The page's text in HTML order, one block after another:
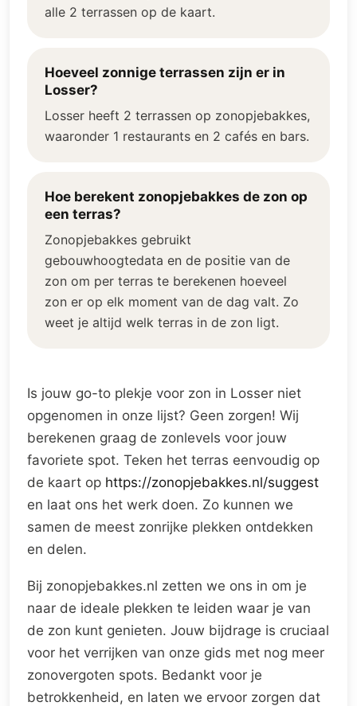
alle 2 terrassen op de kaart.
Hoeveel zonnige terrassen zijn er in
Losser?
Losser heeft 2 terrassen op zonopjebakkes,
waaronder 1 restaurants en 2 cafés en bars.
Hoe berekent zonopjebakkes de zon op
een terras?
Zonopjebakkes gebruikt
gebouwhoogtedata en de positie van de
zon om per terras te berekenen hoeveel
zon er op elk moment van de dag valt. Zo
weet je altijd welk terras in de zon ligt.
Is jouw go-to plekje voor zon in Losser niet
opgenomen in onze lijst? Geen zorgen! Wij
berekenen graag de zonlevels voor jouw
favoriete spot. Teken het terras eenvoudig op
de kaart op https://zonopjebakkes.nl/suggest
en laat ons het werk doen. Zo kunnen we
samen de meest zonrijke plekken ontdekken
en delen.
Bij zonopjebakkes.nl zetten we ons in om je
naar de ideale plekken te leiden waar je van
de zon kunt genieten. Jouw bijdrage is cruciaal
voor het verrijken van onze gids met nog meer
zonovergoten spots. Bedankt voor je
betrokkenheid, en laten we ervoor zorgen dat